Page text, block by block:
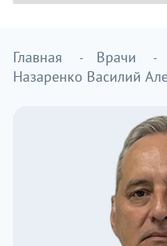
Главная
Врачи
Назаренко Василий